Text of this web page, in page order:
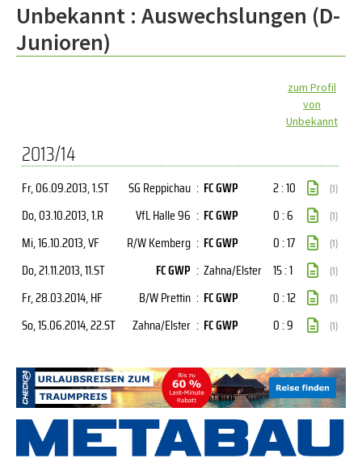
Unbekannt : Auswechslungen (D-
Junioren)
zum Profil
von
Unbekannt
2013/14
Fr, 06.09.2013, 1.ST SG Reppichau : FC GWP 2 : 10 (1)
Do, 03.10.2013, 1.R VfL Halle 96 : FC GWP 0 : 6 (1)
Mi, 16.10.2013, VF R/W Kemberg : FC GWP 0 : 17 (1)
Do, 21.11.2013, 11.ST FC GWP : Zahna/Elster 15 : 1 (1)
Fr, 28.03.2014, HF B/W Prettin : FC GWP 0 : 12 (1)
So, 15.06.2014, 22.ST Zahna/Elster : FC GWP 0 : 9 (1)